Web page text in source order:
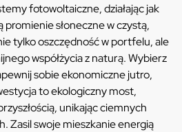
fotowoltaiczne, działając jak
promienie słoneczne w czystą,
tylko oszczędność w portfelu, ale
współżycia z naturą. Wybierz
sobie ekonomiczne jutro,
to ekologiczny most,
unikając ciemnych
Zasil swoje mieszkanie energią